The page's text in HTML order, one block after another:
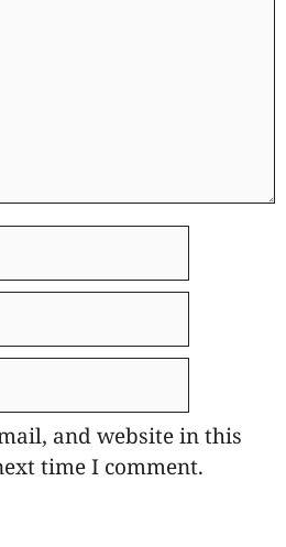
and website in this
time I comment.